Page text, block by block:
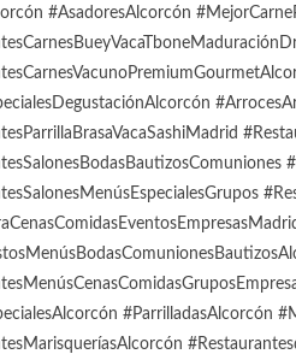
#AsadoresAlcorcón
#ParrilladasAlcorcón